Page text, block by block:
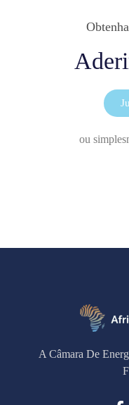
ou
A Câmara De